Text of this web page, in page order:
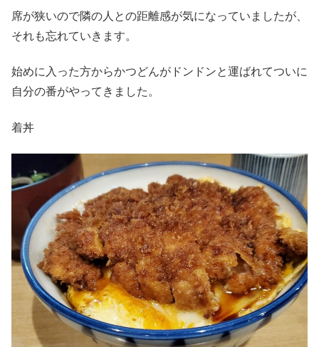
席が狭いので隣の人との距離感が気になっていましたが、
それも忘れていきます。
始めに入った方からかつどんがドンドンと運ばれてついに
自分の番がやってきました。
着丼